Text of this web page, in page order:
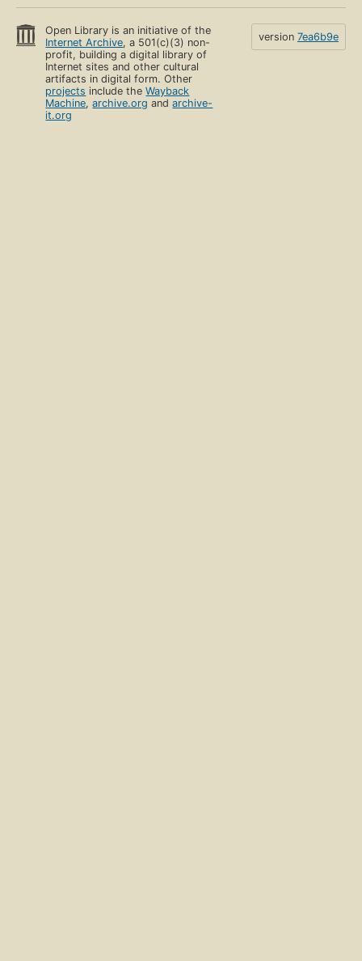
Open Library is an initiative of the
Internet Archive, a 501(c)(3) non-
profit, building a digital library of
Internet sites and other cultural
artifacts in digital form. Other
projects include theWayback
Machine,archive.org andarchive-
it.org
version 7ea6b9e